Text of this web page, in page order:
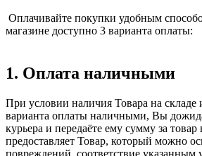
Оплачивайте покупки удобным
магазине доступно 3 варианта оплаты:
1. Оплата наличными
При условии наличия Товара на складе
варианта оплаты наличными, Вы
курьера и передаёте ему сумму за
предоставляет Товар, который можно
повреждений, соответствие указанным